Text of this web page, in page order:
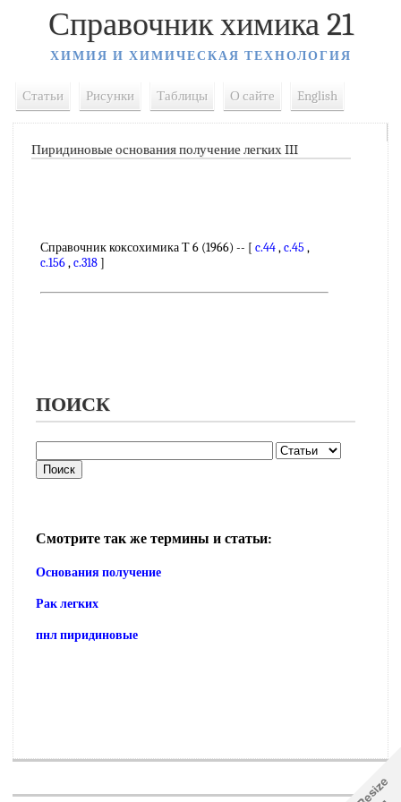
Справочник химика 21
ХИМИЯ И ХИМИЧЕСКАЯ ТЕХНОЛОГИЯ
Статьи Рисунки Таблицы О сайте English
Пиридиновые основания получение легких III
Справочник коксохимика Т 6 (1966) -- [ c.44,c.45 ,
c.156,c.318]
ПОИСК
Смотрите так же термины и статьи:
Основания получение
Рак легких
пнл пиридиновые